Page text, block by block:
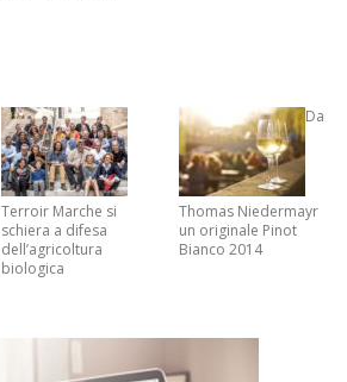
Terroir Marche si
schiera a difesa
dell’agricoltura
biologica
Da
Thomas Niedermayr
un originale Pinot
Bianco 2014